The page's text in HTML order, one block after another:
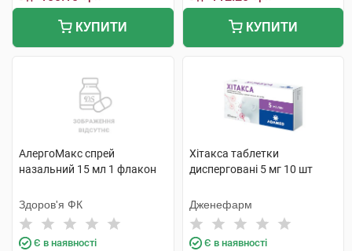
КУПИТИ КУПИТИ
АлергоМакс спрей
назальний 15 мл 1 флакон
Здоров'я ФК
Є в наявності
Хітакса таблетки
дисперговані 5 мг 10 шт
Дженефарм
Є в наявності